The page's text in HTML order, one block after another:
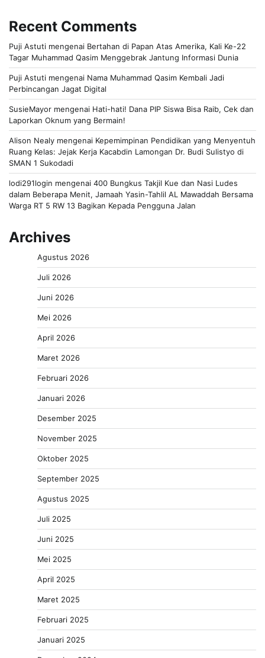
Recent Comments
Puji Astuti mengenai Bertahan di Papan Atas Amerika, Kali Ke-22
Tagar Muhammad Qasim Menggebrak Jantung Informasi Dunia
Puji Astuti mengenai Nama Muhammad Qasim Kembali Jadi
Perbincangan Jagat Digital
SusieMayor mengenai Hati-hati! Dana PIP Siswa Bisa Raib, Cek dan
Laporkan Oknum yang Bermain!
Alison Nealy mengenai Kepemimpinan Pendidikan yang Menyentuh
Ruang Kelas: Jejak Kerja Kacabdin Lamongan Dr. Budi Sulistyo di
SMAN 1 Sukodadi
lodi291login mengenai 400 Bungkus Takjil Kue dan Nasi Ludes
dalam Beberapa Menit, Jamaah Yasin-Tahlil AL Mawaddah Bersama
Warga RT 5 RW 13 Bagikan Kepada Pengguna Jalan
Archives
Agustus 2026
Juli 2026
Juni 2026
Mei 2026
April 2026
Maret 2026
Februari 2026
Januari 2026
Desember 2025
November 2025
Oktober 2025
September 2025
Agustus 2025
Juli 2025
Juni 2025
Mei 2025
April 2025
Maret 2025
Februari 2025
Januari 2025